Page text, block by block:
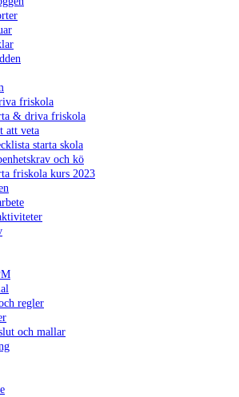
friskola
& driva friskola
att veta
starta skola
och kö
friskola kurs 2023
regler
och mallar